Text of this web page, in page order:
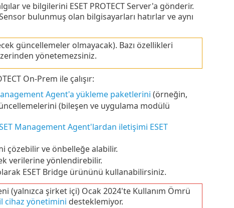
ve bilgilerini ESET PROTECT Server'a gönderir.
bulunmuş olan bilgisayarları hatırlar ve aynı
güncellemeler olmayacak). Bazı özellikleri
yönetemezsiniz.
On-Prem ile çalışır:
Agent'a yükleme paketlerini (örneğin,
(bileşen ve uygulama modülü
Management Agent'lardan iletişimi ESET
çözebilir ve önbelleğe alabilir.
verilerine yönlendirebilir.
ESET Bridge ürününü kullanabilirsiniz.
(yalnızca şirket içi) Ocak 2024'te Kullanım Ömrü
cihaz yönetimini desteklemiyor.